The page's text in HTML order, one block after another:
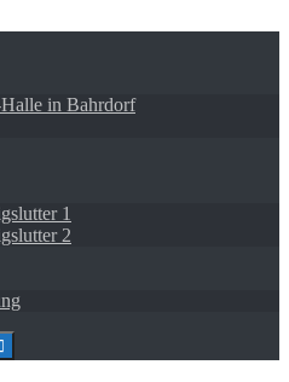
in Bahrdorf
1
2